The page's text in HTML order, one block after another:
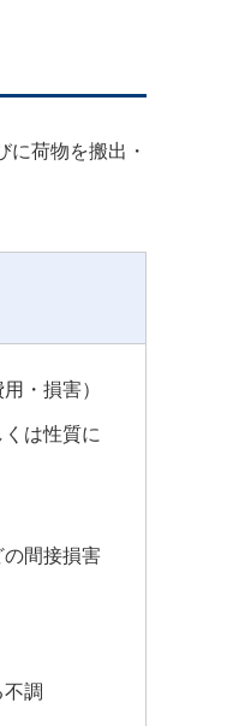
荷物を搬出・
・損害）
は性質に
間接損害
調